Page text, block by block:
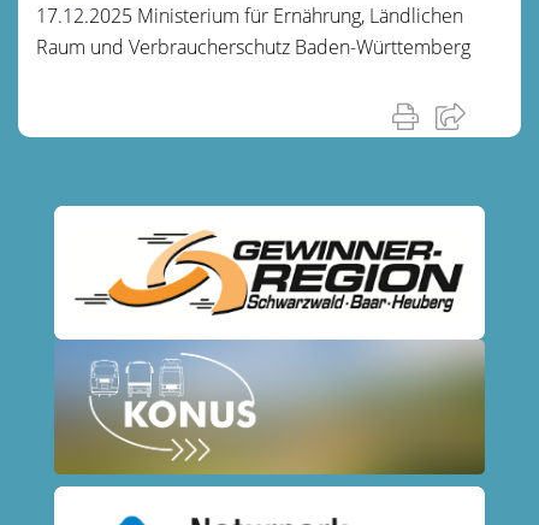
17.12.2025 Ministerium für Ernährung, Ländlichen
Raum und Verbraucherschutz Baden-Württemberg